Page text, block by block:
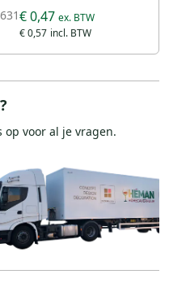
€ 0,57
€ 0,47
op voor al je vragen.